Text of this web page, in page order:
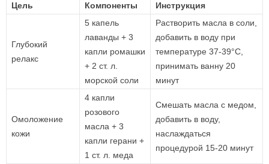
Цель Компоненты Инструкция
Глубокий
релакс
5 капель
лаванды + 3
капли ромашки
+ 2 ст. л.
морской соли
Растворить масла в соли,
добавить в воду при
температуре 37-39°С,
принимать ванну 20
минут
Омоложение
кожи
4 капли
розового
масла + 3
капли герани +
1 ст. л. меда
Смешать масла с медом,
добавить в воду,
наслаждаться
процедурой 15-20 минут